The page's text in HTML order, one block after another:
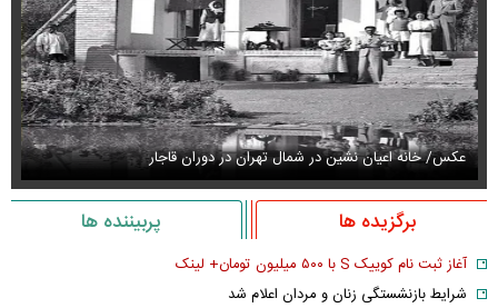
عکس/ خانه اعیان نشین در شمال تهران در دوران قاجار
برگزیده ها پربیننده ها
آغاز ثبت نام کوییک S با ۵۰۰ میلیون تومان+ لینک
شرایط بازنشستگی زنان و مردان اعلام شد